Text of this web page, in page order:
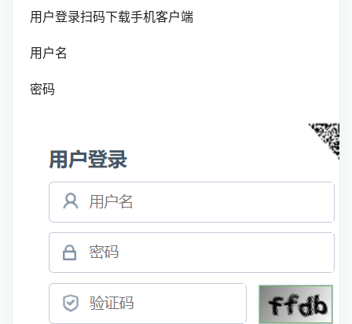
用户登录扫码下载手机客户端
用户名
密码